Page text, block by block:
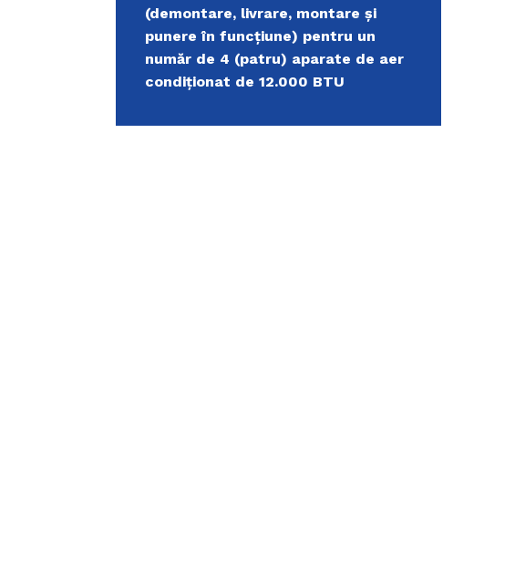
(demontare, livrare, montare și
punere în funcțiune) pentru un
număr de 4 (patru) aparate de aer
condiționat de 12.000 BTU